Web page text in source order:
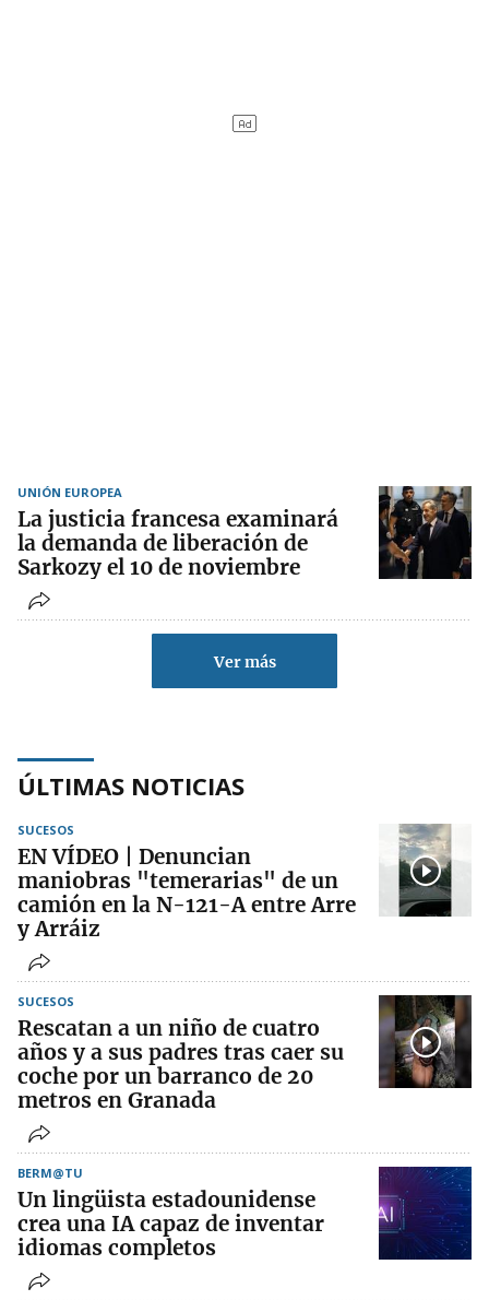
UNIÓN EUROPEA
La justicia francesa examinará
la demanda de liberación de
Sarkozy el 10 de noviembre
Ver más
ÚLTIMAS NOTICIAS
SUCESOS
EN VÍDEO | Denuncian
maniobras "temerarias" de un
camión en la N-121-A entre Arre
y Arráiz
SUCESOS
Rescatan a un niño de cuatro
años y a sus padres tras caer su
coche por un barranco de 20
metros en Granada
BERM@TU
Un lingüista estadounidense
crea una IA capaz de inventar
idiomas completos